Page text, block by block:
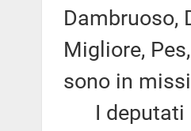
Dambruoso,
Migliore,
sono in
I deputati